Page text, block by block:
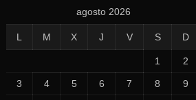
agosto 2026
L M X J V S D
1 2
3 4 5 6 7 8 9